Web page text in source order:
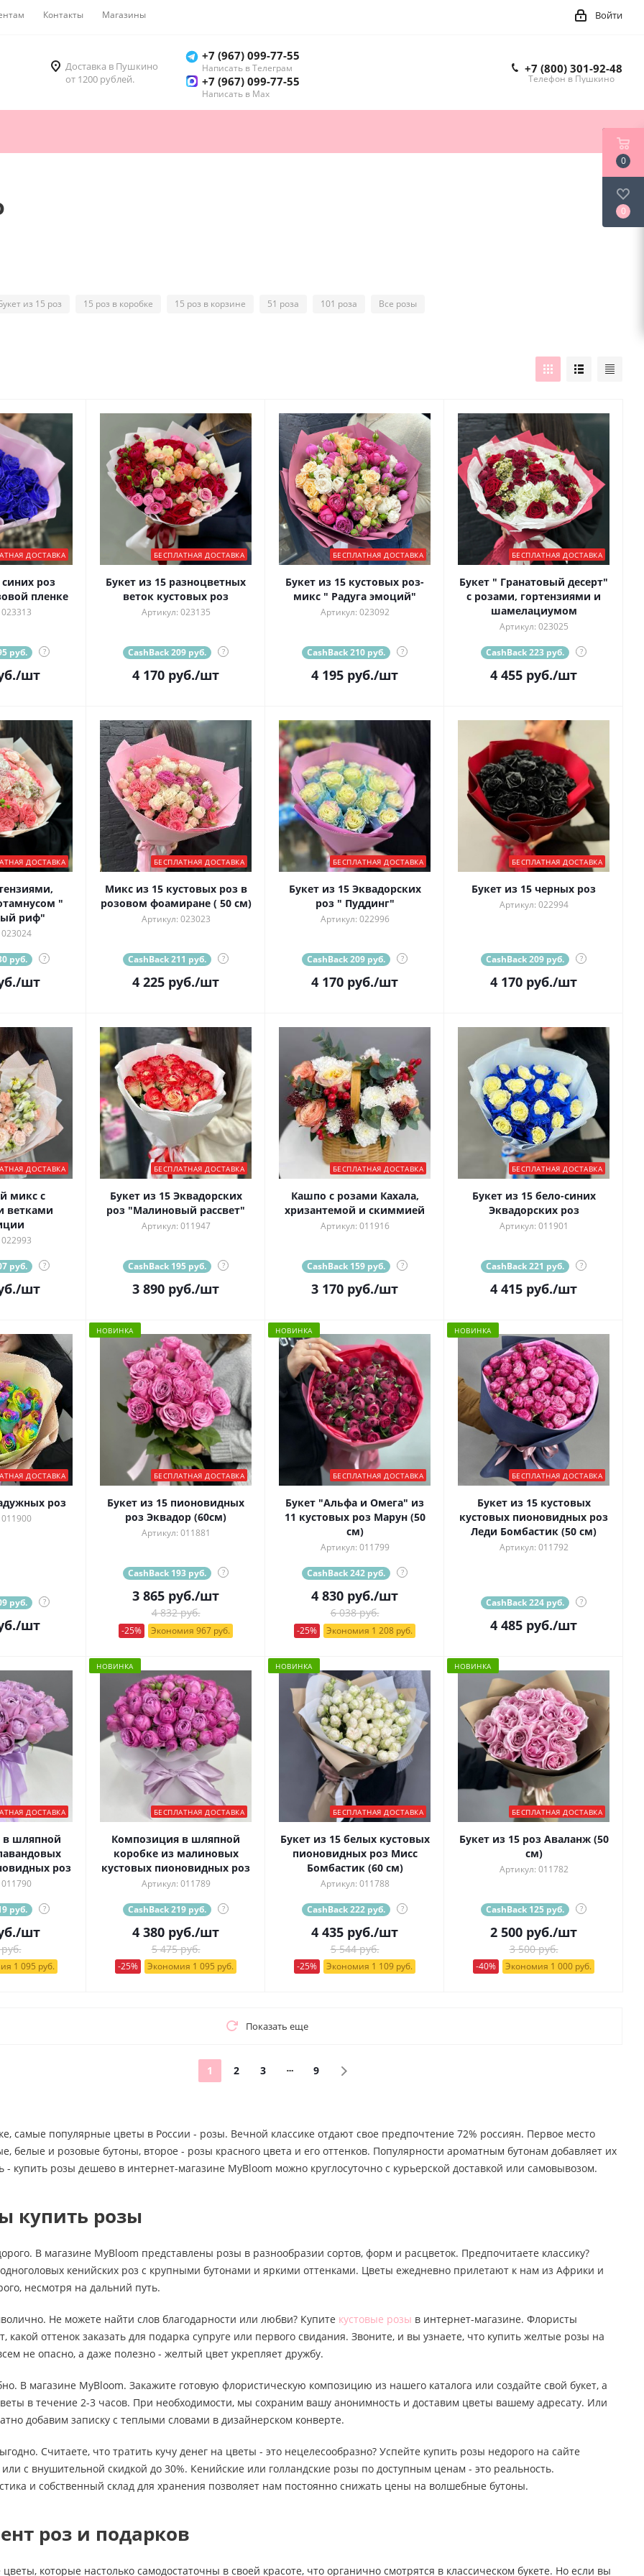
Контакты Магазины Войти
Доставка в Пушкино
от 1200 рублей.
+7 (967) 099-77-55
Написать в Телеграм
+7 (967) 099-77-55
Написать в Мах
+7 (800) 301-92-48
Телефон в Пушкино
из 15 роз 15 роз в коробке 15 роз в корзине 51 роза 101 роза Все розы
ДОСТАВКА
синих роз
пленке
руб. ?
/шт
БЕСПЛАТНАЯ ДОСТАВКА
Букет из 15 разноцветных
веток кустовых роз
Артикул: 023135
CashBack 209 руб. ?
4 170 руб./шт
БЕСПЛАТНАЯ ДОСТАВКА
Букет из 15 кустовых роз-
микс " Радуга эмоций"
Артикул: 023092
CashBack 210 руб. ?
4 195 руб./шт
БЕСПЛАТНАЯ ДОСТАВКА
Букет " Гранатовый десерт"
с розами, гортензиями и
шамелациумом
Артикул: 023025
CashBack 223 руб. ?
4 455 руб./шт
ДОСТАВКА
"
риф"
руб. ?
/шт
БЕСПЛАТНАЯ ДОСТАВКА
Микс из 15 кустовых роз в
розовом фоамиране ( 50 см)
Артикул: 023023
CashBack 211 руб. ?
4 225 руб./шт
БЕСПЛАТНАЯ ДОСТАВКА
Букет из 15 Эквадорских
роз " Пуддинг"
Артикул: 022996
CashBack 209 руб. ?
4 170 руб./шт
БЕСПЛАТНАЯ ДОСТАВКА
Букет из 15 черных роз
Артикул: 022994
CashBack 209 руб. ?
4 170 руб./шт
ДОСТАВКА
микс с
ветками
руб. ?
/шт
БЕСПЛАТНАЯ ДОСТАВКА
Букет из 15 Эквадорских
роз "Малиновый рассвет"
Артикул: 011947
CashBack 195 руб. ?
3 890 руб./шт
БЕСПЛАТНАЯ ДОСТАВКА
Кашпо с розами Кахала,
хризантемой и скиммией
Артикул: 011916
CashBack 159 руб. ?
3 170 руб./шт
БЕСПЛАТНАЯ ДОСТАВКА
Букет из 15 бело-синих
Эквадорских роз
Артикул: 011901
CashBack 221 руб. ?
4 415 руб./шт
ДОСТАВКА
роз
руб. ?
/шт
НОВИНКА
БЕСПЛАТНАЯ ДОСТАВКА
Букет из 15 пионовидных
роз Эквадор (60см)
Артикул: 011881
CashBack 193 руб. ?
3 865 руб./шт
4 832 руб.
-25% Экономия 967 руб.
НОВИНКА
БЕСПЛАТНАЯ ДОСТАВКА
Букет "Альфа и Омега" из
11 кустовых роз Марун (50
см)
Артикул: 011799
CashBack 242 руб. ?
4 830 руб./шт
6 038 руб.
-25% Экономия 1 208 руб.
НОВИНКА
БЕСПЛАТНАЯ ДОСТАВКА
Букет из 15 кустовых
кустовых пионовидных роз
Леди Бомбастик (50 см)
Артикул: 011792
CashBack 224 руб. ?
4 485 руб./шт
ДОСТАВКА
в шляпной
роз
руб. ?
/шт
1 095 руб.
НОВИНКА
БЕСПЛАТНАЯ ДОСТАВКА
Композиция в шляпной
коробке из малиновых
кустовых пионовидных роз
Артикул: 011789
CashBack 219 руб. ?
4 380 руб./шт
5 475 руб.
-25% Экономия 1 095 руб.
НОВИНКА
БЕСПЛАТНАЯ ДОСТАВКА
Букет из 15 белых кустовых
пионовидных роз Мисс
Бомбастик (60 см)
Артикул: 011788
CashBack 222 руб. ?
4 435 руб./шт
5 544 руб.
-25% Экономия 1 109 руб.
НОВИНКА
БЕСПЛАТНАЯ ДОСТАВКА
Букет из 15 роз Аваланж (50
см)
Артикул: 011782
CashBack 125 руб. ?
2 500 руб./шт
3 500 руб.
-40% Экономия 1 000 руб.
Показать еще
1 2 3 9
самые популярные цветы в России - розы. Вечной классике отдают свое предпочтение 72% россиян. Первое место
белые и розовые бутоны, второе - розы красного цвета и его оттенков. Популярности ароматным бутонам добавляет их
- купить розы дешево в интернет-магазине MyBloom можно круглосуточно с курьерской доставкой или самовывозом.
купить розы
В магазине MyBloom представлены розы в разнообразии сортов, форм и расцветок. Предпочитаете классику?
одноголовых кенийских роз с крупными бутонами и яркими оттенками. Цветы ежедневно прилетают к нам из Африки и
несмотря на дальний путь.
Не можете найти слов благодарности или любви? Купите кустовые розы в интернет-магазине. Флористы
какой оттенок заказать для подарка супруге или первого свидания. Звоните, и вы узнаете, что купить желтые розы на
не опасно, а даже полезно - желтый цвет укрепляет дружбу.
В магазине MyBloom. Закажите готовую флористическую композицию из нашего каталога или создайте свой букет, а
в течение 2-3 часов. При необходимости, мы сохраним вашу анонимность и доставим цветы вашему адресату. Или
добавим записку с теплыми словами в дизайнерском конверте.
Считаете, что тратить кучу денег на цветы - это нецелесообразно? Успейте купить розы недорого на сайте
с внушительной скидкой до 30%. Кенийские или голландские розы по доступным ценам - это реальность.
и собственный склад для хранения позволяет нам постоянно снижать цены на волшебные бутоны.
роз и подарков
которые настолько самодостаточны в своей красоте, что органично смотрятся в классическом букете. Но если вы
0
0